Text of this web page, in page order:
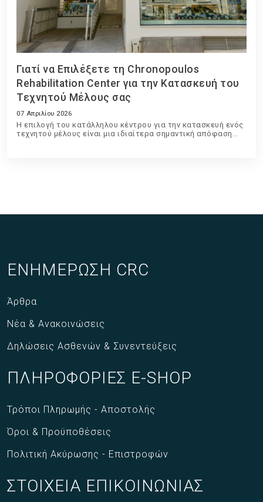
Γιατί να Επιλέξετε τη Chronopoulos
Rehabilitation Center για την Κατασκευή του
Τεχνητού Μέλους σας
07 Απριλίου 2026
Η επιλογή του κατάλληλου κέντρου για την κατασκευή ενός
τεχνητού μέλους είναι μια ιδιαίτερα σημαντική απόφαση
ΕΝΗΜΕΡΩΣΗ CRC
Άρθρα
Νέα & Ανακοινώσεις
Δηλώσεις Ασθενών & Συνεντεύξεις
ΠΛΗΡΟΦΟΡΙΕΣ E-SHOP
Τρόποι Πληρωμής - Αποστολής
Όροι & Προϋποθέσεις
Πολιτική Ακύρωσης - Επιστροφών
ΣΤΟΙΧΕΙΑ ΕΠΙΚΟΙΝΩΝΙΑΣ